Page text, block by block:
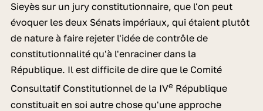
Sieyès sur un jury constitutionnaire, que l'on peut
évoquer les deux Sénats impériaux, qui étaient plutôt
de nature à faire rejeter l'idée de contrôle de
constitutionnalité qu'à l'enraciner dans la
République. Il est difficile de dire que le Comité
Consultatif Constitutionnel de la IVe République
constituait en soi autre chose qu'une approche